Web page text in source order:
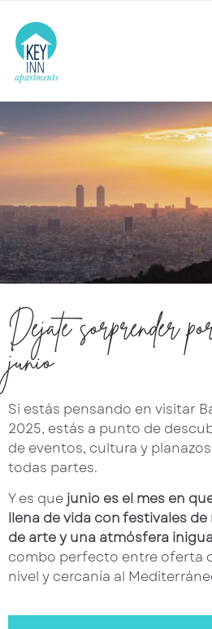
Déjate sorprender
junio
Si estás pensando en visitar
2025, estás a punto de
de eventos, cultura y
todas partes.
Y es que junio es el mes en
llena de vida con festivales
de arte y una atmósfera
combo perfecto entre oferta
nivel y cercanía al